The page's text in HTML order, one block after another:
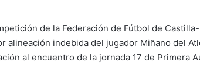
de la Federación de Fútbol de
alineación indebida del jugador Miñano del
al encuentro de la jornada 17 de Primera